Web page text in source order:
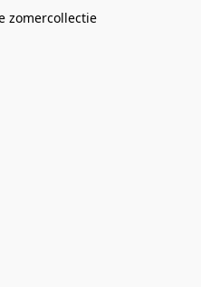
zomercollectie